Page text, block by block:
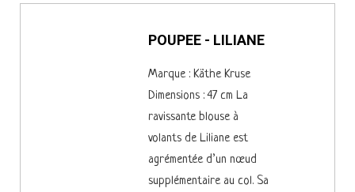
POUPEE - LILIANE
Marque : Käthe Kruse
Dimensions : 47 cm La
ravissante blouse à
volants de Liliane est
agrémentée d’un nœud
supplémentaire au col. Sa